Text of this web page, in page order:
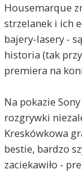
Housemarque
strzelanek i ich
bajery-lasery -
historia (tak
premiera na
Na pokazie
rozgrywki
Kreskówkowa
bestie, bardzo
zaciekawiło -